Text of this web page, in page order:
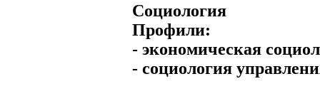
Социология
Профили:
- экономическая
- социология